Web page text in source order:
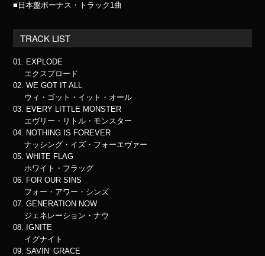
■日本盤ボーナス・トラック1曲
TRACK LIST
01. EXPLODE
エクスプロード
02. WE GOT IT ALL
ウィ・ゴット・イット・オール
03. EVERY LITTLE MONSTER
エヴリー・リトル・モンスター
04. NOTHING IS FOREVER
ナッシング・イズ・フォーエヴァー
05. WHITE FLAG
ホワイト・フラッグ
06. FOR OUR SINS
フォー・アワー・シンズ
07. GENERATION NOW
ジェネレーション・ナウ
08. IGNITE
イグナイト
09. SAVIN’ GRACE